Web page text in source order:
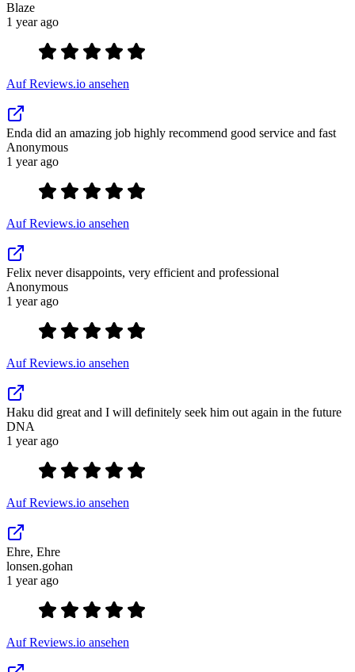
Blaze
1 year ago
Auf Reviews.io ansehen
Enda did an amazing job highly recommend good service and fast
Anonymous
1 year ago
Auf Reviews.io ansehen
Felix never disappoints, very efficient and professional
Anonymous
1 year ago
Auf Reviews.io ansehen
Haku did great and I will definitely seek him out again in the future
DNA
1 year ago
Auf Reviews.io ansehen
Ehre, Ehre
lonsen.gohan
1 year ago
Auf Reviews.io ansehen